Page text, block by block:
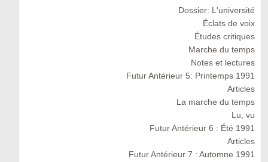
Dossier: L'université
Éclats de voix
Études critiques
Marche du temps
Notes et lectures
Futur Antérieur 5: Printemps 1991
Articles
La marche du temps
Lu, vu
Futur Antérieur 6 : Été 1991
Articles
Futur Antérieur 7 : Automne 1991